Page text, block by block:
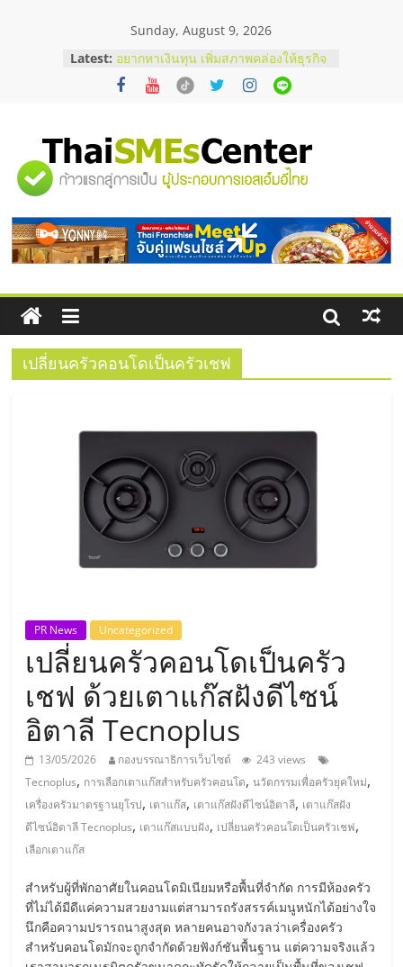
Sunday, August 9, 2026
Latest:
บริษัท Cybersecurity ในไทยที่ไหนดี?
วิธีเลือกผู้ให้บริการให้คุ้มค่าและตอบ
โจทย์ธุรกิจ
อยากหาเงินทุน เพิ่มสภาพคล่องให้ธุรกิจ
บริการน้ำมัน Shell
สัมมนาลงทุน แฟรนไชส์ยอนนี่
ThaiFranchise Meet Up จับคู่แฟรน
ร้านเครื่องเสียงคุณภาพสูง พร้อม
โซลูชันระบบภาพและเสียง
"ศูนย์
รวม
ข้อมูล
ธุรกิจ
SME
แห่ง
ประเทศไทย,
ThaiSMEsCenter,
รวม
ธุรกิจ
เอ
ส
เอ็
มอี
ไทย,
SMEs,
เปลี่ยนครัวคอนโดเป็นครัวเชฟ
PR News Uncategorized
เปลี่ยนครัวคอนโดเป็นครัว
เชฟ ด้วยเตาแก๊สฝังดีไซน์
อิตาลี Tecnoplus
13/05/2026 กองบรรณาธิการเว็บไซต์
243 views
Tecnoplus, การเลือกเตาแก๊สสำหรับครัวคอนโด,นวัตกรรมเพื่อครัวยุคใหม่,
เครื่องครัวมาตรฐานยุโรป, เตาแก๊ส, เตาแก๊สฝังดีไซน์อิตาลี, เตาแก๊สฝัง
ดีไซน์อิตาลี Tecnoplus, เตาแก๊สแบบฝัง, เปลี่ยนครัวคอนโดเป็นครัวเชฟ,
เลือกเตาแก๊ส
สำหรับผู้ที่พักอาศัยในคอนโดมิเนียมหรือพื้นที่จำกัด การมีห้องครัว
ที่ไม่ได้มีดีแค่ความสวยงามแต่สามารถรังสรรค์เมนูหนักได้อย่างใจ
นึกคือความปรารถนาสูงสุด หลายคนอาจกังวลว่าเครื่องครัว
สำหรับคอนโดมักจะถูกจำกัดด้วยฟังก์ชันพื้นฐาน แต่ความจริงแล้ว